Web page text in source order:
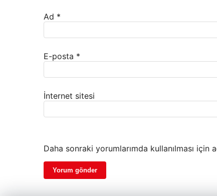
Ad *
E-posta *
İnternet sitesi
Daha sonraki yorumlarımda kullanılması